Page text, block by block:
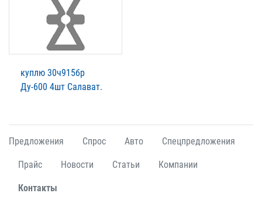
куплю 30ч915бр
Ду-600 4шт Салават.
Предложения Спрос Авто Спецпредложения
Прайс Новости Статьи Компании
Контакты